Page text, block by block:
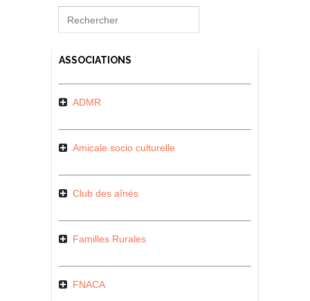
ASSOCIATIONS
ADMR
Amicale socio culturelle
Club des aînés
Familles Rurales
FNACA